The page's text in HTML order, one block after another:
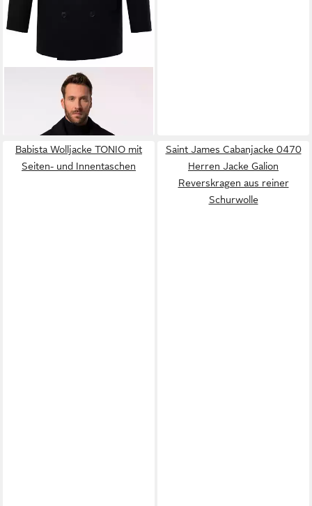
Funktionsjacke Caban
Woll-Mix doppelreihig
Babista Wolljacke TONIO mit
Seiten- und Innentaschen
Saint James Cabanjacke 0470
Herren Jacke Galion
Reverskragen aus reiner
Schurwolle